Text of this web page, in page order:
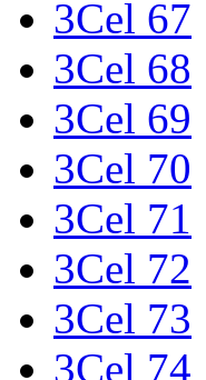
3Cel 67
3Cel 68
3Cel 69
3Cel 70
3Cel 71
3Cel 72
3Cel 73
3Cel 74